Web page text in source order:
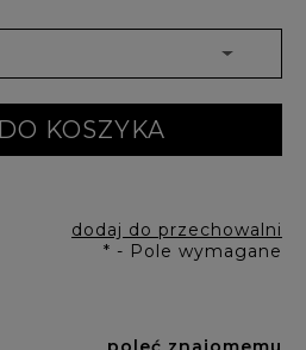
DO KOSZYKA
dodaj do przechowalni
* - Pole wymagane